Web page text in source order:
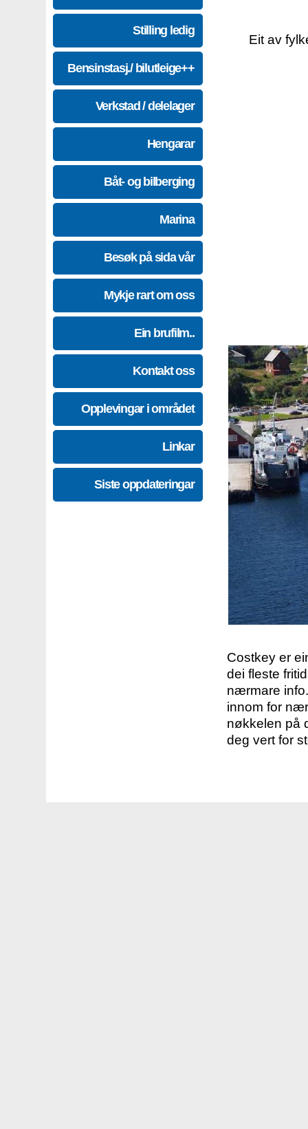
Stilling ledig
Bensinstasj./ bilutleige++
Verkstad / delelager
Hengarar
Båt- og bilberging
Marina
Besøk på sida vår
Mykje rart om oss
Ein brufilm..
Kontakt oss
Opplevingar i området
Linkar
Siste oppdateringar
Eit av
Costkey er
dei fleste
nærmare
innom for
nøkkelen på
deg vert for